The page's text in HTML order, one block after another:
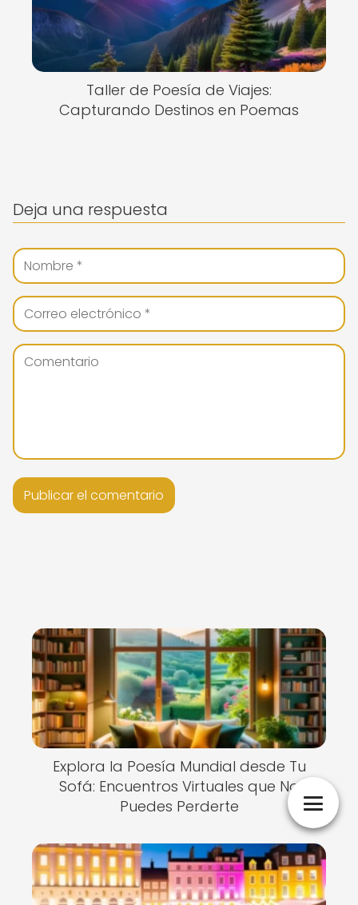
Taller de Poesía de Viajes:
Capturando Destinos en Poemas
Deja una respuesta
Explora la Poesía Mundial desde Tu
Sofá: Encuentros Virtuales que No
Puedes Perderte